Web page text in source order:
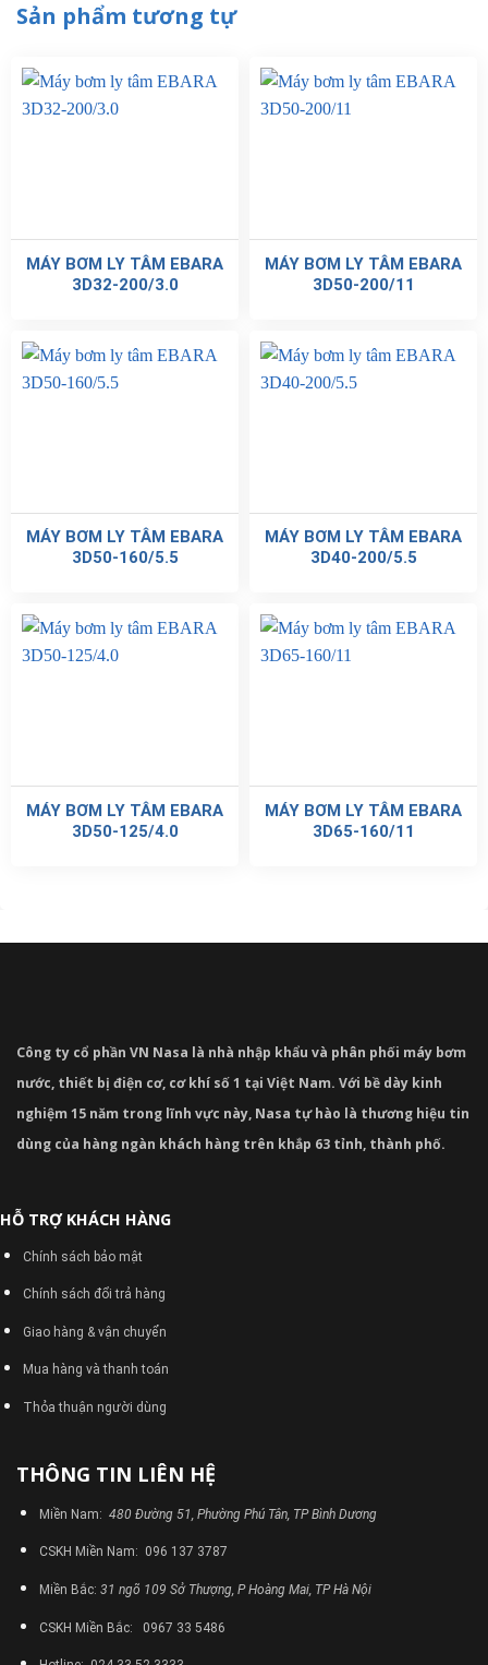
Sản phẩm tương tự
MÁY BƠM LY TÂM EBARA
3D32-200/3.0
MÁY BƠM LY TÂM EBARA
3D50-200/11
MÁY BƠM LY TÂM EBARA
3D50-160/5.5
MÁY BƠM LY TÂM EBARA
3D40-200/5.5
MÁY BƠM LY TÂM EBARA
3D50-125/4.0
MÁY BƠM LY TÂM EBARA
3D65-160/11
Công ty cổ phần VN Nasa là nhà nhập khẩu và phân phối máy bơm
nước, thiết bị điện cơ, cơ khí số 1 tại Việt Nam. Với bề dày kinh
nghiệm 15 năm trong lĩnh vực này, Nasa tự hào là thương hiệu tin
dùng của hàng ngàn khách hàng trên khắp 63 tỉnh, thành phố.
HỖ TRỢ KHÁCH HÀNG
Chính sách bảo mật
Chính sách đổi trả hàng
Giao hàng & vận chuyển
Mua hàng và thanh toán
Thỏa thuận người dùng
THÔNG TIN LIÊN HỆ
Miền Nam: 480 Đường 51, Phường Phú Tân, TP Bình Dương
CSKH Miền Nam: 096 137 3787
Miền Bắc: 31 ngõ 109 Sở Thượng, P Hoàng Mai, TP Hà Nội
CSKH Miền Bắc: 0967 33 5486